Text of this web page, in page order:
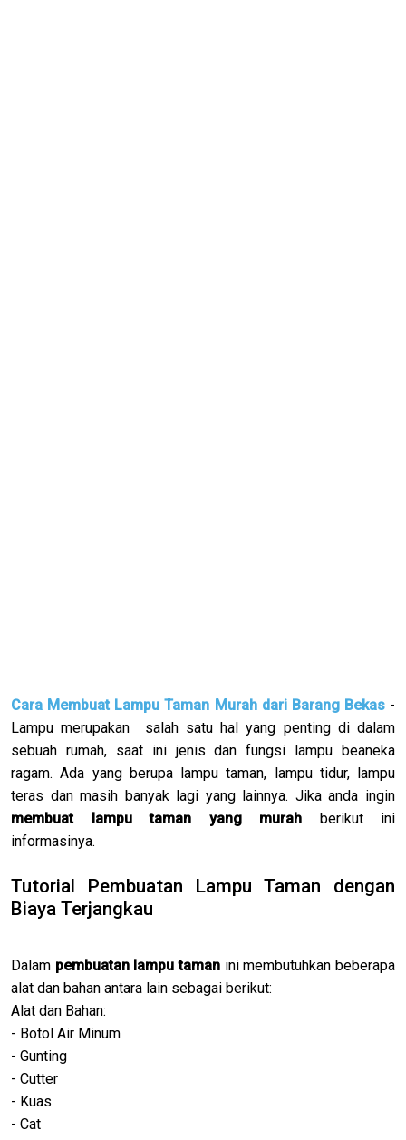
Cara Membuat Lampu Taman Murah dari Barang Bekas-
Lampu merupakan salah satu hal yang penting di dalam
sebuah rumah, saat ini jenis dan fungsi lampu beaneka
ragam. Ada yang berupa lampu taman, lampu tidur, lampu
teras dan masih banyak lagi yang lainnya. Jika anda ingin
membuat lampu taman yang murah berikut ini
informasinya.
Tutorial Pembuatan Lampu Taman dengan
Biaya Terjangkau
Dalam pembuatan lampu taman ini membutuhkan beberapa
alat dan bahan antara lain sebagai berikut:
Alat dan Bahan:
- Botol Air Minum
- Gunting
- Cutter
- Kuas
- Cat